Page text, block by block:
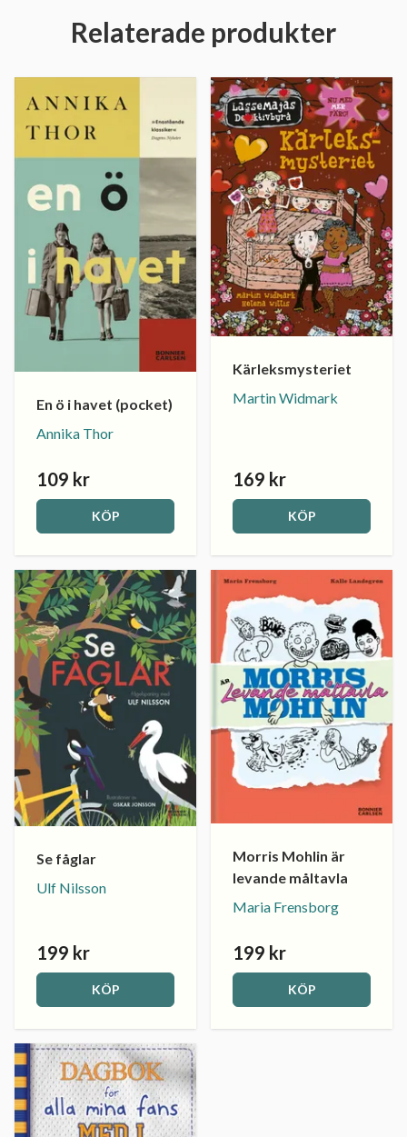
Relaterade produkter
En ö i havet (pocket)
Annika Thor
109 kr
KÖP
Kärleksmysteriet
Martin Widmark
169 kr
KÖP
Se fåglar
Ulf Nilsson
199 kr
KÖP
Morris Mohlin är
levande måltavla
Maria Frensborg
199 kr
KÖP